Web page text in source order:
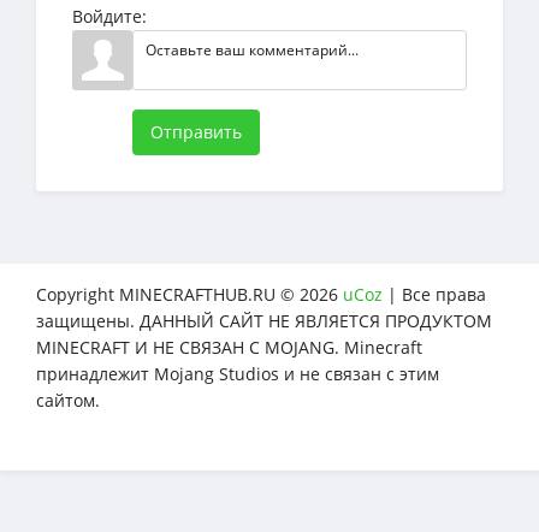
Войдите:
Отправить
Copyright MINECRAFTHUB.RU © 2026 uCoz | Все права
защищены. ДАННЫЙ САЙТ НЕ ЯВЛЯЕТСЯ ПРОДУКТОМ
MINECRAFT И НЕ СВЯЗАН С MOJANG. Minecraft
принадлежит Mojang Studios и не связан с этим
сайтом.